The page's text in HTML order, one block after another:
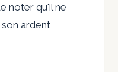
noter qu'il ne
ardent